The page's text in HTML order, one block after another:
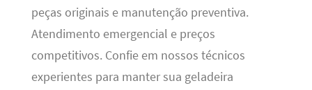
peças originais e manutenção preventiva.
Atendimento emergencial e preços
competitivos. Confie em nossos técnicos
experientes para manter sua geladeira